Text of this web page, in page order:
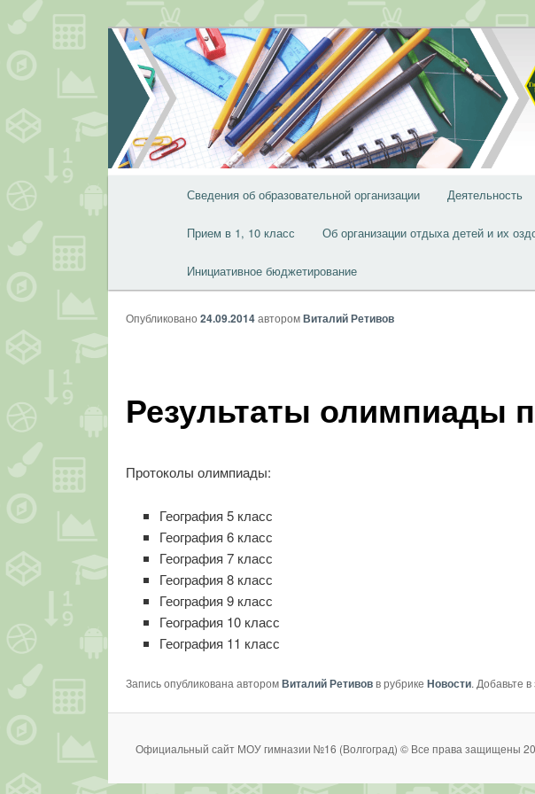
Перейти
к
основному
содержимому
Сведения об образовательной организации Деятельность
Прием в 1, 10 класс Об организации отдыха детей и их
Инициативное бюджетирование
Результаты олимпиады
Опубликовано 24.09.2014авторомВиталий Ретивов
Протоколы олимпиады:
География 5 класс
География 6 класс
География 7 класс
География 8 класс
География 9 класс
География 10 класс
География 11 класс
Запись опубликована авторомВиталий Ретивовв рубрике Новости. Добавьте в
Официальный сайт МОУ гимназии №16 (Волгоград) © Все права защищены